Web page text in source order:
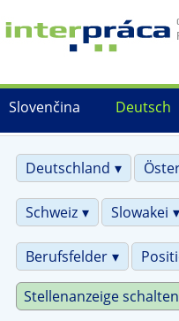
Direkt
zum
Deutsch
Slovenčina
Deutschland
Schweiz Slowakei
Berufsfelder
Stellenanzeige schalten